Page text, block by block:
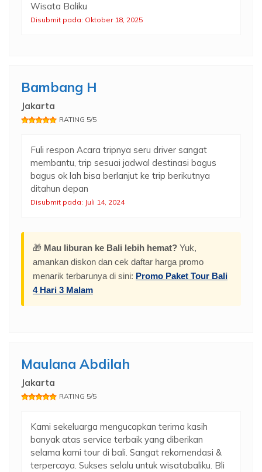
Wisata Baliku
Disubmit pada: Oktober 18, 2025
Bambang H
Jakarta
RATING 5/5
Fuli respon Acara tripnya seru driver sangat
membantu, trip sesuai jadwal destinasi bagus
bagus ok lah bisa berlanjut ke trip berikutnya
ditahun depan
Disubmit pada: Juli 14, 2024
🎁 Mau liburan ke Bali lebih hemat? Yuk,
amankan diskon dan cek daftar harga promo
menarik terbarunya di sini: Promo Paket Tour Bali
4 Hari 3 Malam
Maulana Abdilah
Jakarta
RATING 5/5
Kami sekeluarga mengucapkan terima kasih
banyak atas service terbaik yang diberikan
selama kami tour di bali. Sangat rekomendasi &
terpercaya. Sukses selalu untuk wisatabaliku. Bli